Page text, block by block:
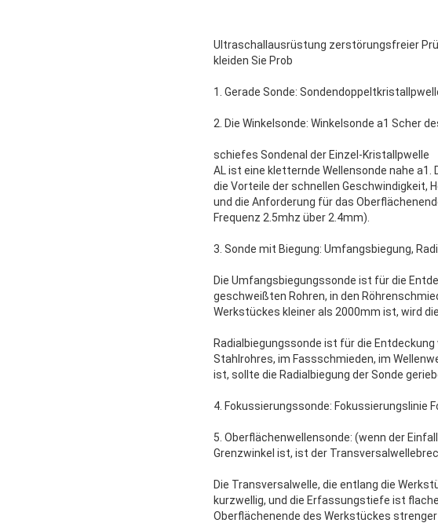
Ultraschallausrüstung zerstörungsfreier
kleiden Sie Prob
1. Gerade Sonde:
2. Die Winkelsonde: Winkelsonde a1 Scher
schiefes Sondenal der Einzel-Kristallpwelle
AL ist eine kletternde Wellensonde nahe
die Vorteile der schnellen Geschwindigkeit,
und die Anforderung für das
Frequenz 2.5mhz über 2.4mm).
3. Sonde mit Biegung: Umfangsbiegung,
Die Umfangsbiegungssonde ist für die
geschweißten Rohren, in den
Werkstückes kleiner als 2000mm ist, wird
Radialbiegungssonde ist für die
Stahlrohres, im Fassschmieden, im
ist, sollte die Radialbiegung der Sonde
4. Fokussierungssonde: Fokussierungslinie
5. Oberflächenwellensonde: (wenn der
Grenzwinkel ist, ist der
Die Transversalwelle, die entlang die
kurzwellig, und die Erfassungstiefe ist
Oberflächenende des Werkstückes strenger